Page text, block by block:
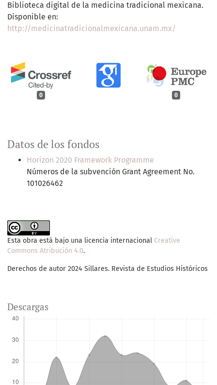
0 0
Datos de los fondos
Horizon 2020 Framework Programme
Números de la subvención Grant Agreement No.
101026462
Biblioteca digital de la medicina tradicional mexicana.
Disponible en:
http://medicinatradicionalmexicana.unam.mx/
Esta obra está bajo una licencia internacional Creative
Commons Atribución 4.0.
Derechos de autor 2024 Sillares. Revista de Estudios Históricos
Descargas